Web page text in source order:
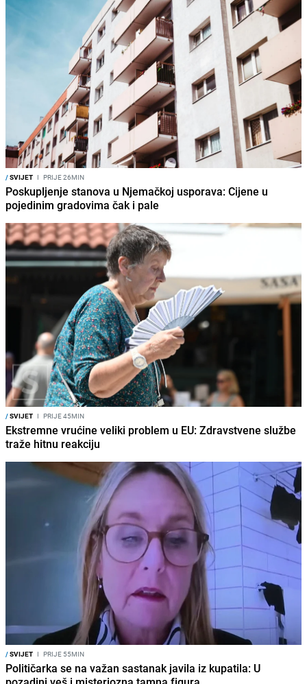
/SVIJET I PRIJE 26MIN
Poskupljenje stanova u Njemačkoj usporava: Cijene u
pojedinim gradovima čak i pale
/SVIJET I PRIJE 45MIN
Ekstremne vrućine veliki problem u EU: Zdravstvene službe
traže hitnu reakciju
/SVIJET I PRIJE 55MIN
Političarka se na važan sastanak javila iz kupatila: U